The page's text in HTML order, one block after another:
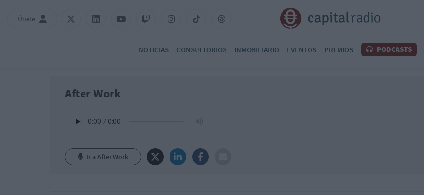
Únete
NOTICIAS CONSULTORIOS INMOBILIARIO EVENTOS PREMIOS PODCASTS
After Work
Ir a After Work